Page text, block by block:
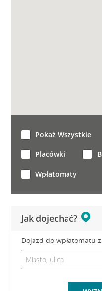
Jak dojechać?
Dojazd do wpłatomatu z:
Pokaż Wszystkie
Placówki
Wpłatomaty